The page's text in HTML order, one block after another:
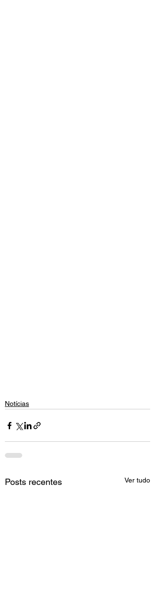
Notícias
Posts recentes Ver tudo